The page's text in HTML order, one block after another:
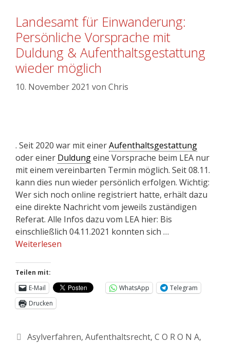
Landesamt für Einwanderung:
Persönliche Vorsprache mit
Duldung & Aufenthaltsgestattung
wieder möglich
10. November 2021 von Chris
. Seit 2020 war mit einerAufenthaltsgestattung
oder einer Duldungeine Vorsprache beim LEA nur
mit einem vereinbarten Termin möglich. Seit 08.11.
kann dies nun wieder persönlich erfolgen. Wichtig:
Wer sich noch online registriert hatte, erhält dazu
eine direkte Nachricht vom jeweils zuständigen
Referat. Alle Infos dazu vom LEA hier: Bis
einschließlich 04.11.2021 konnten sich …
Weiterlesen
Teilen mit:
E-Mail
WhatsApp
Telegram
Drucken
Asylverfahren, Aufenthaltsrecht, C O R O N A,